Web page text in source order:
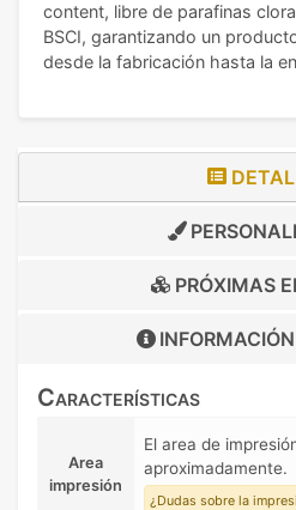
content, libre de parafinas
BSCI, garantizando un
desde la fabricación hasta la
PRÓXIMAS
Características
Area
impresión
El area de
aproximadamente.
¿Dudas sobre la